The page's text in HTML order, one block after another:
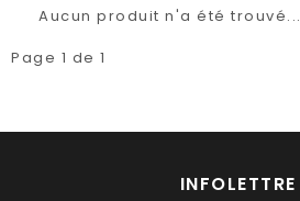
Aucun produit n'a été trouvé...
Page 1 de 1
INFOLETTRE